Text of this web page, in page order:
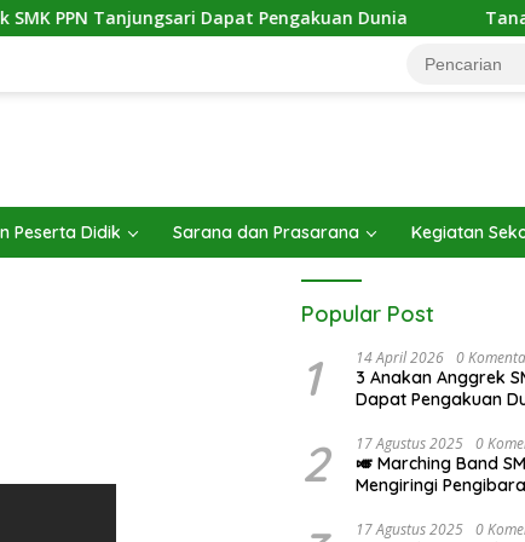
Dapat Pengakuan Dunia Tanamkan
Peserta Didik Sarana dan Prasarana Kegiatan
Popular Post
1 14 April 2026 0
3 Anakan Anggrek SMK PPN Tanjungsari
Dapat Pengakuan
2 17 Agustus 2025 0
🎺 Marching Band
Mengiringi
17 Agustus 2025 0